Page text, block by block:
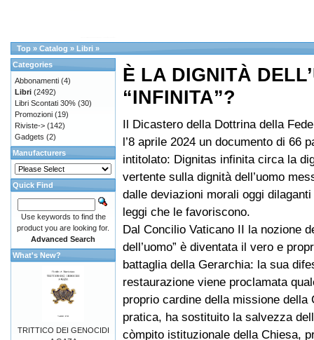
Top » Catalog » Libri »
È LA DIGNITÀ
“INFINITA”?
Il Dicastero della Dottrina della
l’8 aprile 2024 un documento di 66
intitolato: Dignitas infinita circa la
vertente sulla dignità dell’uomo
dalle deviazioni morali oggi
leggi che le favoriscono.
Dal Concilio Vaticano II la nozione
dell’uomo” è diventata il vero e
battaglia della Gerarchia: la sua
restaurazione viene proclamata
proprio cardine della missione della
pratica, ha sostituito la salvezza
còmpito istituzionale della Chiesa,
Categories
Abbonamenti (4)
Libri (2492)
Libri Scontati 30% (30)
Promozioni (19)
Riviste-> (142)
Gadgets (2)
Manufacturers
Quick Find
Use keywords to find the
product you are looking for.
Advanced Search
What's New?
TRITTICO DEI GENOCIDI